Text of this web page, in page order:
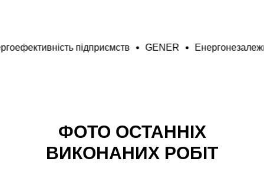
Енергоефективність підприємств GENER
ФОТО ОСТАННІХ
ВИКОНАНИХ РОБІТ